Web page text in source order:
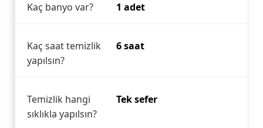
Kaç banyo var? 1 adet
Kaç saat temizlik
yapılsın?
6 saat
Temizlik hangi
sıklıkla yapılsın?
Tek sefer